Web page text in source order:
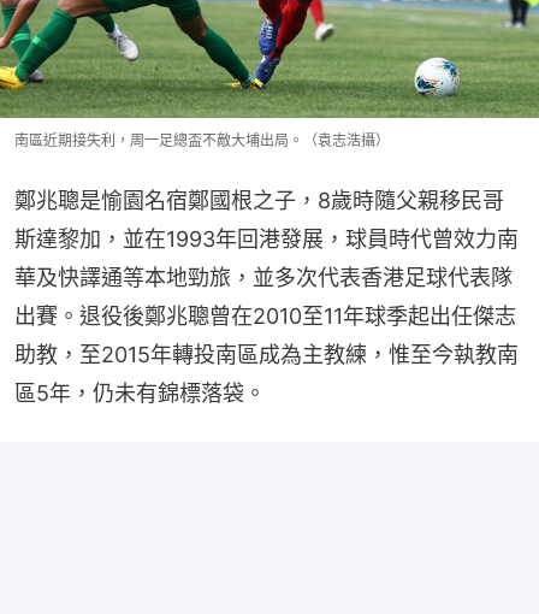
南區近期接失利，周一足總盃不敵大埔出局。（袁志浩攝）
鄭兆聰是愉園名宿鄭國根之子，8歲時隨父親移民哥
斯達黎加，並在1993年回港發展，球員時代曾效力南
華及快譯通等本地勁旅，並多次代表香港足球代表隊
出賽。退役後鄭兆聰曾在2010至11年球季起出任傑志
助教，至2015年轉投南區成為主教練，惟至今執教南
區5年，仍未有錦標落袋。